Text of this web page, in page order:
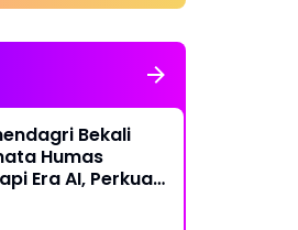
Bekali
Humas
Era AI, Perkuat